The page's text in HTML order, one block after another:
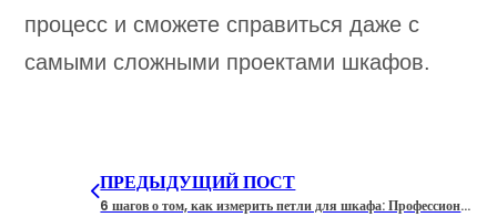
процесс и сможете справиться даже с
самыми сложными проектами шкафов.
ПРЕДЫДУЩИЙ ПОСТ
6 шагов о том, как измерить петли для шкафа: Профессиональное руководство